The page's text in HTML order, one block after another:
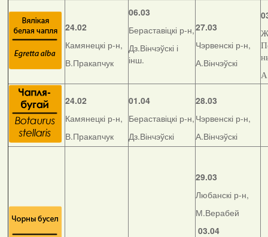
24.02
Камянецкі р-н,
В.Пракапчук
06.03
Бераставіцкі р-н,
Дз.Вінчэўскі і
інш.
27.03
Чэрвенскі р-н,
А.Вінчэўскі
24.02
Камянецкі р-н,
В.Пракапчук
01.04
Бераставіцкі р-н,
Дз.Вінчэўскі
28.03
Чэрвенскі р-н,
А.Вінчэўскі
29.03
Любанскі р-н,
М.Верабей
03.04